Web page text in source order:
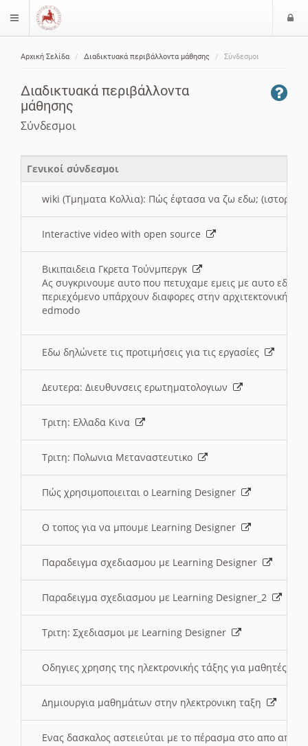
$langMenu
Αρχική Σελίδα Διαδικτυακά περιβάλλοντα μάθησης Σύνδεσμοι
Διαδικτυακά περιβάλλοντα
μάθησης
Σύνδεσμοι
Γενικοί σύνδεσμοι
wiki (Τμηματα Κολλια): Πώς έφτασα να ζω εδω; (ιστορια)
Interactive video with open source
Βικιπαιδεια Γκρετα Τούνμπεργκ
Ας συγκρινουμε αυτο που πετυχαμε εμεις με αυτο εδω
περιεχόμενο υπάρχουν διαφορες στην αρχιτεκτονική
edmodo
Εδω δηλώνετε τις προτιμήσεις για τις εργασίες
Δευτερα: Διευθυνσεις ερωτηματολογιων
Τριτη: Ελλαδα Κινα
Τριτη: Πολωνια Μεταναστευτικο
Πώς χρησιμοποιειται ο Learning Designer
O τοπος για να μπουμε Learning Designer
Παραδειγμα σχεδιασμου με Learning Designer
Παραδειγμα σχεδιασμου με Learning Designer_2
Τριτη: Σχεδιασμοι με Learning Designer
Οδηγιες χρησης της ηλεκτρονικής τάξης για μαθητές
Δημιουργια μαθημάτων στην ηλεκτρονικη ταξη
Ενας δασκαλος αστειεύται με το πέρασμα στο απο